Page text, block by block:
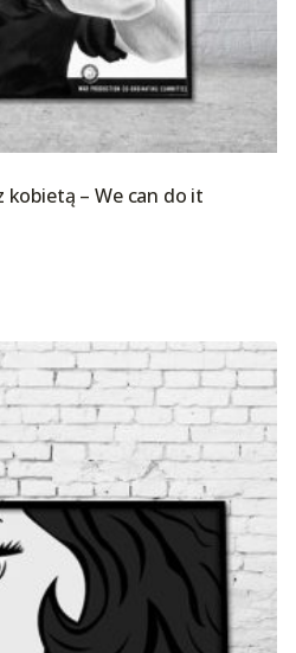
– We can do it